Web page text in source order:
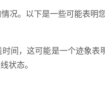
况。以下是一些可能表明
间，这可能是一个迹象
状态。